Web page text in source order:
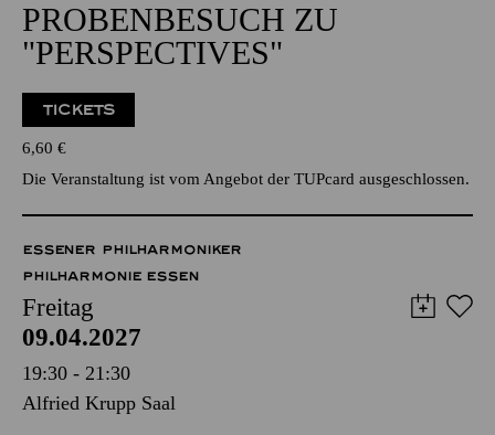
PROBENBESUCH ZU
"PERSPECTIVES"
TICKETS
6,60 €
Die Veranstaltung ist vom Angebot der TUPcard ausgeschlossen.
ESSENER PHILHARMONIKER
PHILHARMONIE ESSEN
Freitag
09.04.2027
19:30 - 21:30
Alfried Krupp Saal